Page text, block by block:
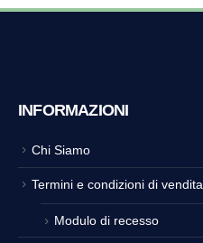
INFORMAZIONI
Chi Siamo
Termini e condizioni di vendita
Modulo di recesso